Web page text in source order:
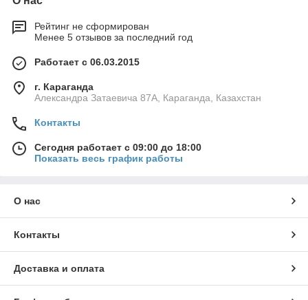
Рейтинг не сформирован
Менее 5 отзывов за последний год
Работает с 06.03.2015
г. Караганда
Александра Затаевича 87А, Караганда, Казахстан
Контакты
Сегодня работает с 09:00 до 18:00
Показать весь график работы
О нас
Контакты
Доставка и оплата